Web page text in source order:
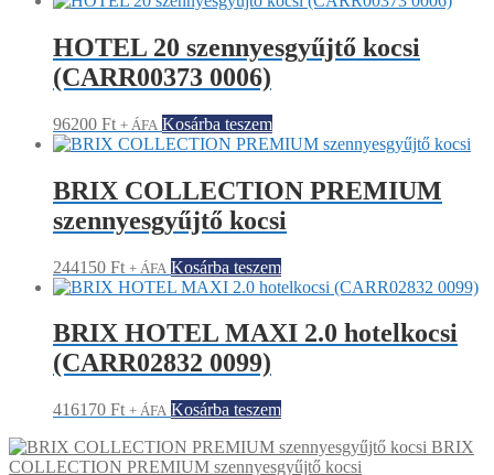
HOTEL 20 szennyesgyűjtő kocsi
(CARR00373 0006)
96200 Ft + ÁFA Kosárba teszem
BRIX COLLECTION PREMIUM
szennyesgyűjtő kocsi
244150 Ft + ÁFA Kosárba teszem
BRIX HOTEL MAXI 2.0 hotelkocsi
(CARR02832 0099)
416170 Ft + ÁFA Kosárba teszem
BRIX
COLLECTION PREMIUM szennyesgyűjtő kocsi